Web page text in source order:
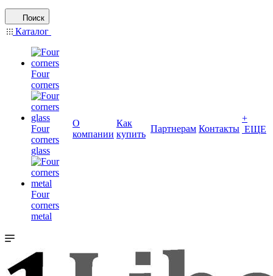
Поиск
Каталог
Four
corners
Four
corners
glass
Four
corners
metal
О
компании
Как
купить
Партнерам Контакты
+
ЕЩЕ